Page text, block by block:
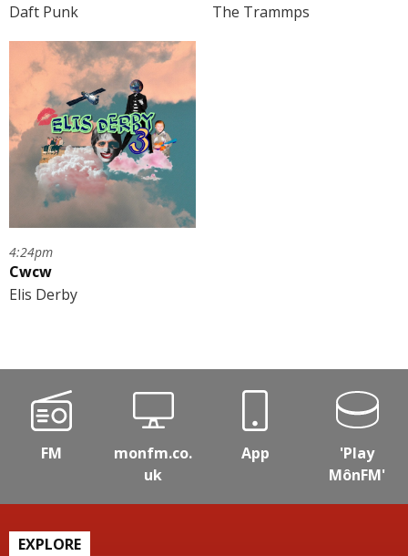
Daft Punk
The Trammps
4:24pm
Cwcw
Elis Derby
FM
monfm.co.
uk
App
'Play
MônFM'
EXPLORE